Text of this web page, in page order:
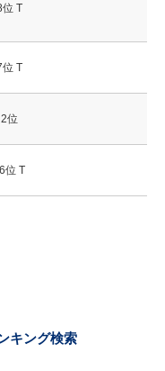
位 T
位 T
2位
位 T
キング検索